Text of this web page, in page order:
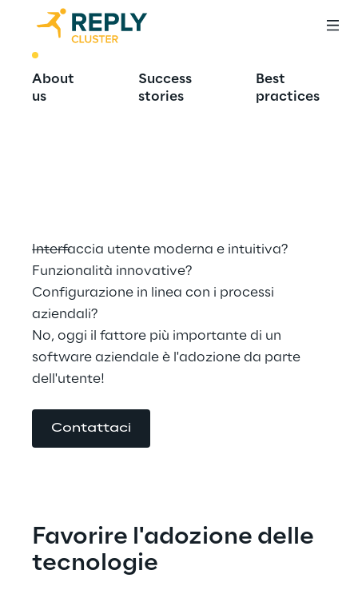
About
us
Success
stories
Best
practices
Come
Interfaccia utente moderna e intuitiva?
Funzionalità innovative?
Configurazione in linea con i processi
aziendali?
No, oggi il fattore più importante di un
software aziendale è l'adozione da parte
dell'utente!
Contattaci
Favorire l'adozione delle
tecnologie